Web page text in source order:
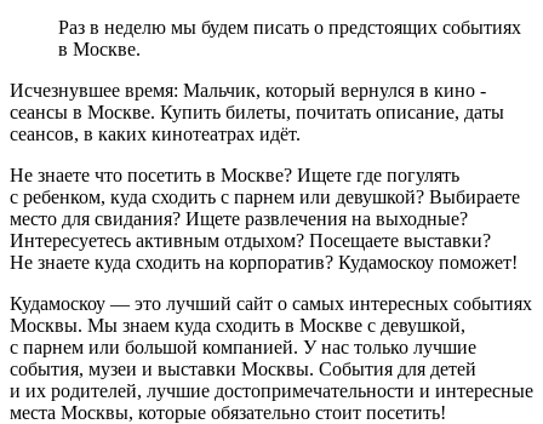
Раз в неделю мы будем писать о предстоящих событиях
в Москве.
Исчезнувшее время: Мальчик, который вернулся в кино -
сеансы в Москве. Купить билеты, почитать описание, даты
сеансов, в каких кинотеатрах идёт.
Не знаете что посетить в Москве? Ищете где погулять
с ребенком, куда сходить с парнем или девушкой? Выбираете
место для свидания? Ищете развлечения на выходные?
Интересуетесь активным отдыхом? Посещаете выставки?
Не знаете куда сходить на корпоратив? Кудамоскоу поможет!
Кудамоскоу — это лучший сайт о самых интересных событиях
Москвы. Мы знаем куда сходить в Москве с девушкой,
с парнем или большой компанией. У нас только лучшие
события, музеи и выставки Москвы. События для детей
и их родителей, лучшие достопримечательности и интересные
места Москвы, которые обязательно стоит посетить!